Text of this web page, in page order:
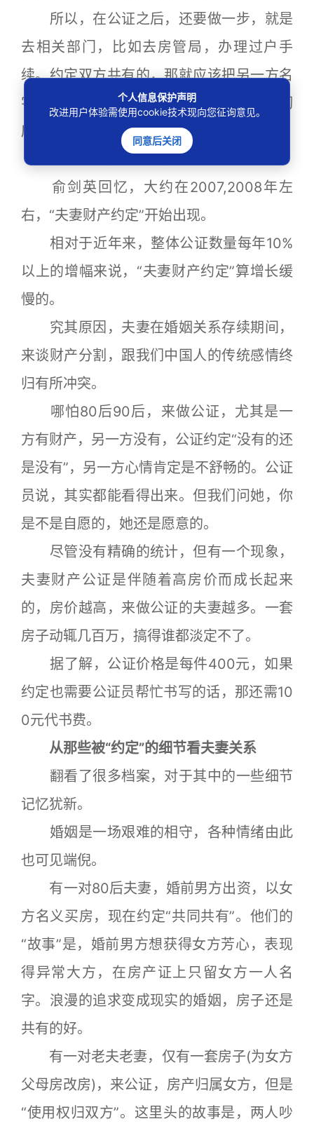
所以，在公证之后，还要做一步，就是
去相关部门，比如去房管局，办理过户手
续。约定双方共有的，那就应该把另一方名
字加上去。如果约定归属另一方，那么就彻
底过户给另一方。
房价越高，夫妻财产公证越多
俞剑英回忆，大约在2007,2008年左
右，“夫妻财产约定”开始出现。
相对于近年来，整体公证数量每年10%
以上的增幅来说，“夫妻财产约定”算增长缓
慢的。
究其原因，夫妻在婚姻关系存续期间，
来谈财产分割，跟我们中国人的传统感情终
归有所冲突。
哪怕80后90后，来做公证，尤其是一
方有财产，另一方没有，公证约定“没有的还
是没有”，另一方心情肯定是不舒畅的。公证
员说，其实都能看得出来。但我们问她，你
是不是自愿的，她还是愿意的。
尽管没有精确的统计，但有一个现象，
夫妻财产公证是伴随着高房价而成长起来
的，房价越高，来做公证的夫妻越多。一套
房子动辄几百万，搞得谁都淡定不了。
据了解，公证价格是每件400元，如果
约定也需要公证员帮忙书写的话，那还需10
0元代书费。
从那些被“约定”的细节看夫妻关系
翻看了很多档案，对于其中的一些细节
记忆犹新。
婚姻是一场艰难的相守，各种情绪由此
也可见端倪。
有一对80后夫妻，婚前男方出资，以女
方名义买房，现在约定“共同共有”。他们的
“故事”是，婚前男方想获得女方芳心，表现
得异常大方，在房产证上只留女方一人名
字。浪漫的追求变成现实的婚姻，房子还是
共有的好。
有一对老夫老妻，仅有一套房子(为女方
父母房改房)，来公证，房产归属女方，但是
“使用权归双方”。这里头的故事是，两人吵
个人信息保护声明
改进用户体验需使用cookie技术现向您征询意见。
同意后关闭